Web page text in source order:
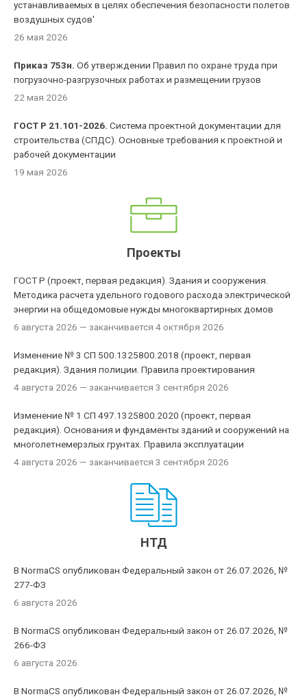
устанавливаемых в целях обеспечения безопасности полетов
воздушных судов'
26 мая 2026
Приказ 753н. Об утверждении Правил по охране труда при
погрузочно-разгрузочных работах и размещении грузов
22 мая 2026
ГОСТ Р 21.101-2026. Система проектной документации для
строительства (СПДС). Основные требования к проектной и
рабочей документации
19 мая 2026
Проекты
ГОСТ Р (проект, первая редакция). Здания и сооружения.
Методика расчета удельного годового расхода электрической
энергии на общедомовые нужды многоквартирных домов
6 августа 2026 — заканчивается 4 октября 2026
Изменение № 3 СП 500.1325800.2018 (проект, первая
редакция). Здания полиции. Правила проектирования
4 августа 2026 — заканчивается 3 сентября 2026
Изменение № 1 СП 497.1325800.2020 (проект, первая
редакция). Основания и фундаменты зданий и сооружений на
многолетнемерзлых грунтах. Правила эксплуатации
4 августа 2026 — заканчивается 3 сентября 2026
НТД
В NormaCS опубликован Федеральный закон от 26.07.2026, №
277-ФЗ
6 августа 2026
В NormaCS опубликован Федеральный закон от 26.07.2026, №
266-ФЗ
6 августа 2026
В NormaCS опубликован Федеральный закон от 26.07.2026, №